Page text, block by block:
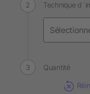
Technique
Quantité